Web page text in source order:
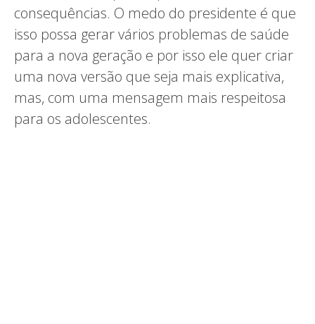
consequências. O medo do presidente é que
isso possa gerar vários problemas de saúde
para a nova geração e por isso ele quer criar
uma nova versão que seja mais explicativa,
mas, com uma mensagem mais respeitosa
para os adolescentes.